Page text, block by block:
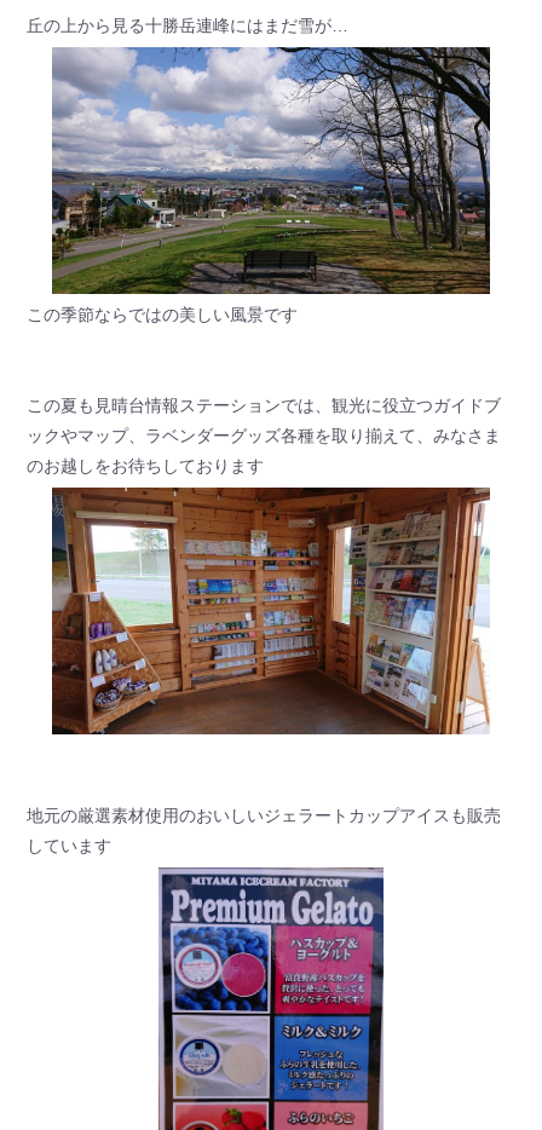
丘の上から見る十勝岳連峰にはまだ雪が…
この季節ならではの美しい風景です
この夏も見晴台情報ステーションでは、観光に役立つガイドブ
ックやマップ、ラベンダーグッズ各種を取り揃えて、みなさま
のお越しをお待ちしております
地元の厳選素材使用のおいしいジェラートカップアイスも販売
しています